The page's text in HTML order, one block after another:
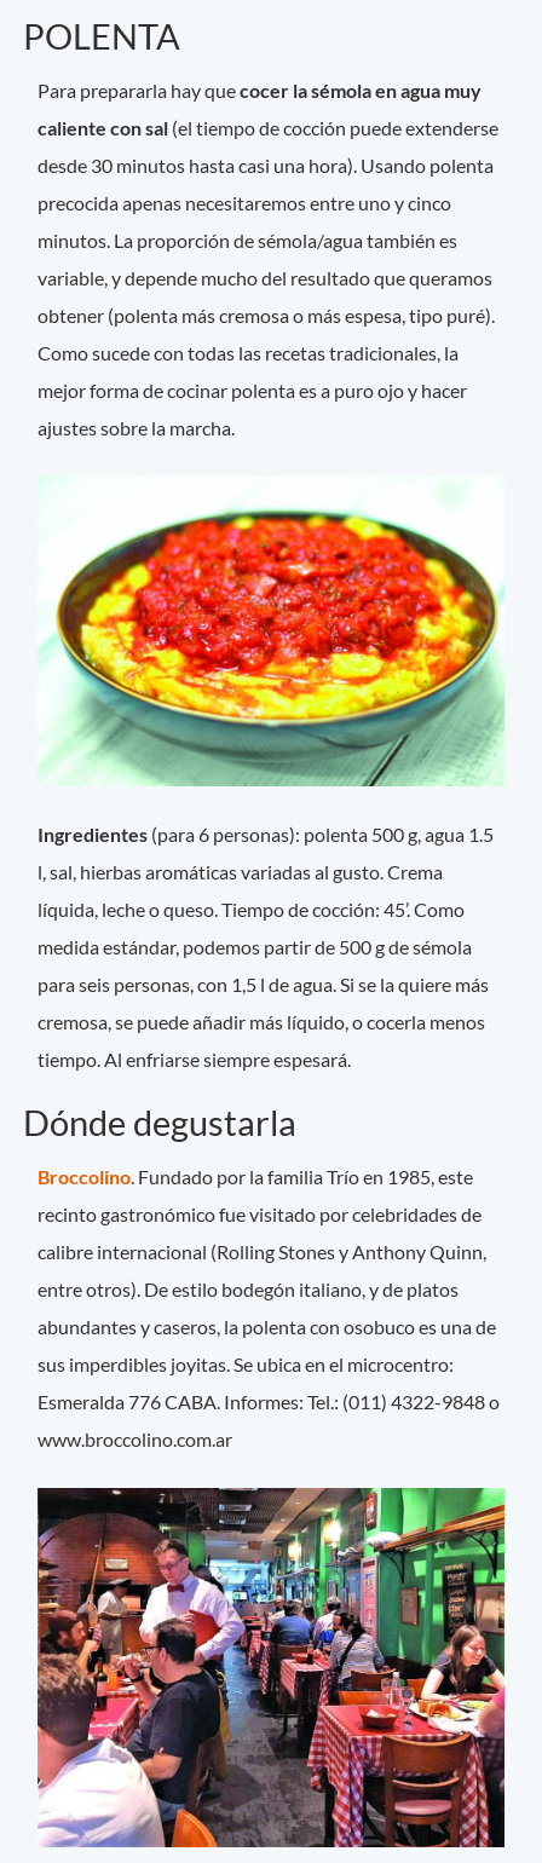
POLENTA
Para prepararla hay quecocer la sémola en agua muy
caliente con sal (el tiempo de cocción puede extenderse
desde 30 minutos hasta casi una hora). Usando polenta
precocida apenas necesitaremos entre uno y cinco
minutos. La proporción de sémola/agua también es
variable, y depende mucho del resultado que queramos
obtener (polenta más cremosa o más espesa, tipo puré).
Como sucede con todas las recetas tradicionales, la
mejor forma de cocinar polenta es a puro ojo y hacer
ajustes sobre la marcha.
Ingredientes (para 6 personas): polenta 500 g, agua 1.5
l, sal, hierbas aromáticas variadas al gusto. Crema
líquida, leche o queso. Tiempo de cocción: 45’. Como
medida estándar, podemos partir de 500 g de sémola
para seis personas, con 1,5 l de agua. Si se la quiere más
cremosa, se puede añadir más líquido, o cocerla menos
tiempo. Al enfriarse siempre espesará.
Dónde degustarla
Broccolino. Fundado por la familia Trío en 1985, este
recinto gastronómico fue visitado por celebridades de
calibre internacional (Rolling Stones y Anthony Quinn,
entre otros). De estilo bodegón italiano, y de platos
abundantes y caseros, la polenta con osobuco es una de
sus imperdibles joyitas. Se ubica en el microcentro:
Esmeralda 776 CABA. Informes: Tel.: (011) 4322-9848 o
www.broccolino.com.ar